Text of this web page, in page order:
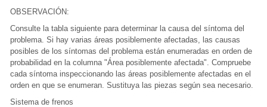
OBSERVACIÓN:
Consulte la tabla siguiente para determinar la causa del síntoma del
problema. Si hay varias áreas posiblemente afectadas, las causas
posibles de los síntomas del problema están enumeradas en orden de
probabilidad en la columna "Área posiblemente afectada". Compruebe
cada síntoma inspeccionando las áreas posiblemente afectadas en el
orden en que se enumeran. Sustituya las piezas según sea necesario.
Sistema de frenos